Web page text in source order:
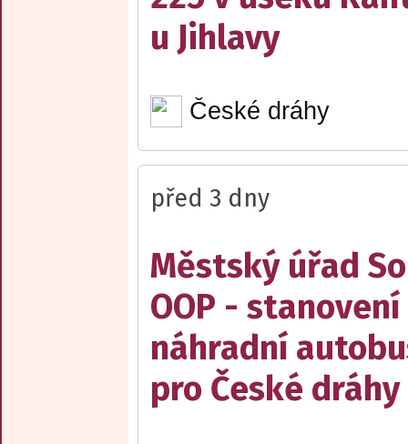
u Jihlavy
České dráhy
před 3 dny
Městský úřad
OOP -
náhradní
pro České dráhy